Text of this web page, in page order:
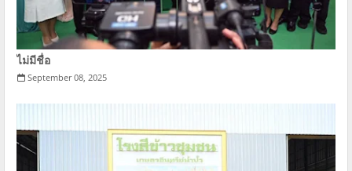
ไม่มีชื่อ
September 08, 2025